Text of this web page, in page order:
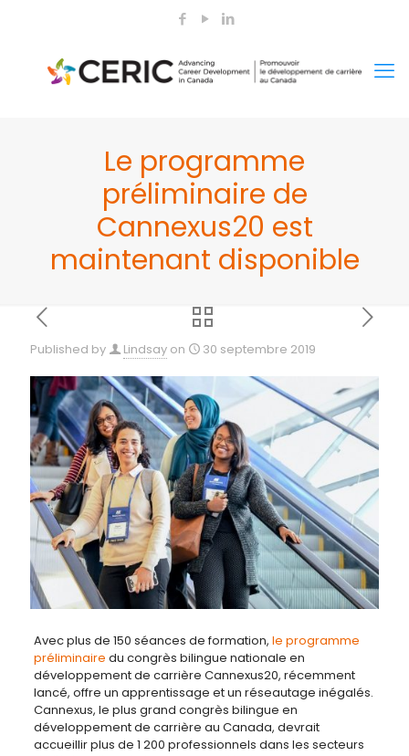
Le programme
préliminaire de
Cannexus20 est
maintenant disponible
Published by Lindsay on 30 septembre 2019
Avec plus de 150 séances de formation, le programme
préliminaire du congrès bilingue nationale en
développement de carrière Cannexus20, récemment
lancé, offre un apprentissage et un réseautage inégalés.
Cannexus, le plus grand congrès bilingue en
développement de carrière au Canada, devrait
accueillir plus de 1 200 professionnels dans les secteurs